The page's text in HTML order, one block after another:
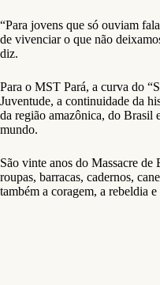
“Para jovens que só ouviam
de vivenciar o que não
diz.
Para o MST Pará, a curva do
Juventude, a continuidade da
da região amazônica, do Brasil
mundo.
São vinte anos do Massacre de
roupas, barracas, cadernos,
também a coragem, a rebeldia